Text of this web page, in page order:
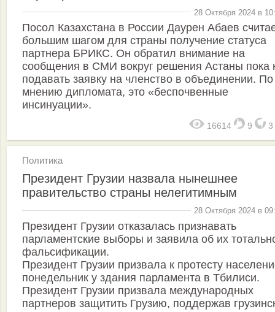
28 Октября 2024 в
Посол Казахстана в России Даурен Абаев
большим шагом для страны получение статуса
партнера БРИКС. Он обратил внимание на
сообщения в СМИ вокруг решения Астаны пока
подавать заявку на членство в объединении. По
мнению дипломата, это «беспочвенные
инсинуации».
16614 9 3
Политика
Президент Грузии назвала нынешнее
правительство страны нелегитимным
28 Октября 2024 в
Президент Грузии отказалась признавать
парламентские выборы и заявила об их
фальсификации.
Президент Грузии призвала к протесту
понедельник у здания парламента в Тбилиси.
Президент Грузии призвала международных
партнеров защитить Грузию, поддержав